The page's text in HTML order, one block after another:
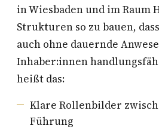
in Wiesbaden und im Raum
Strukturen so zu bauen,
auch ohne dauernde
Inhaber:innen
heißt das:
Klare Rollenbilder
Führung